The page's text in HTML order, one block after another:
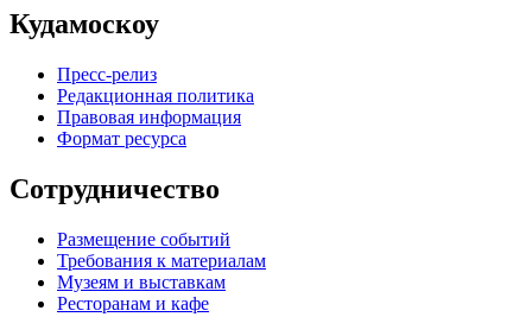
Кудамоскоу
Пресс-релиз
Редакционная политика
Правовая информация
Формат ресурса
Сотрудничество
Размещение событий
Требования к материалам
Музеям и выставкам
Ресторанам и кафе